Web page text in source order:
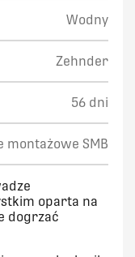
Wodny
Zehnder
56 dni
montażowe SMB
oparta na
dogrzać